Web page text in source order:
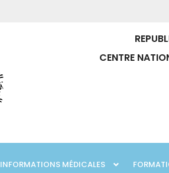
CENTRE
INFORMATIONS MÉDICALES